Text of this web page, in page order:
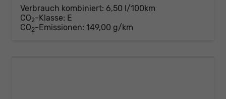
Verbrauch kombiniert: 6,50 l/100km
CO2-Klasse: E
CO2-Emissionen: 149,00 g/km